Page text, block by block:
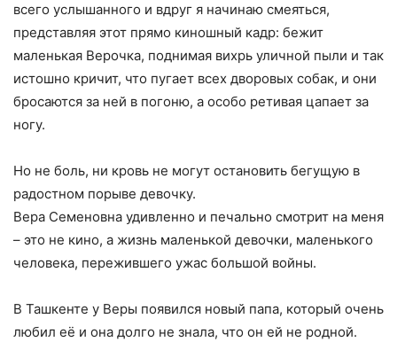
всего услышанного и вдруг я начинаю смеяться,
представляя этот прямо киношный кадр: бежит
маленькая Верочка, поднимая вихрь уличной пыли и так
истошно кричит, что пугает всех дворовых собак, и они
бросаются за ней в погоню, а особо ретивая цапает за
ногу.
Но не боль, ни кровь не могут остановить бегущую в
радостном порыве девочку.
Вера Семеновна удивленно и печально смотрит на меня
– это не кино, а жизнь маленькой девочки, маленького
человека, пережившего ужас большой войны.
В Ташкенте у Веры появился новый папа, который очень
любил её и она долго не знала, что он ей не родной.